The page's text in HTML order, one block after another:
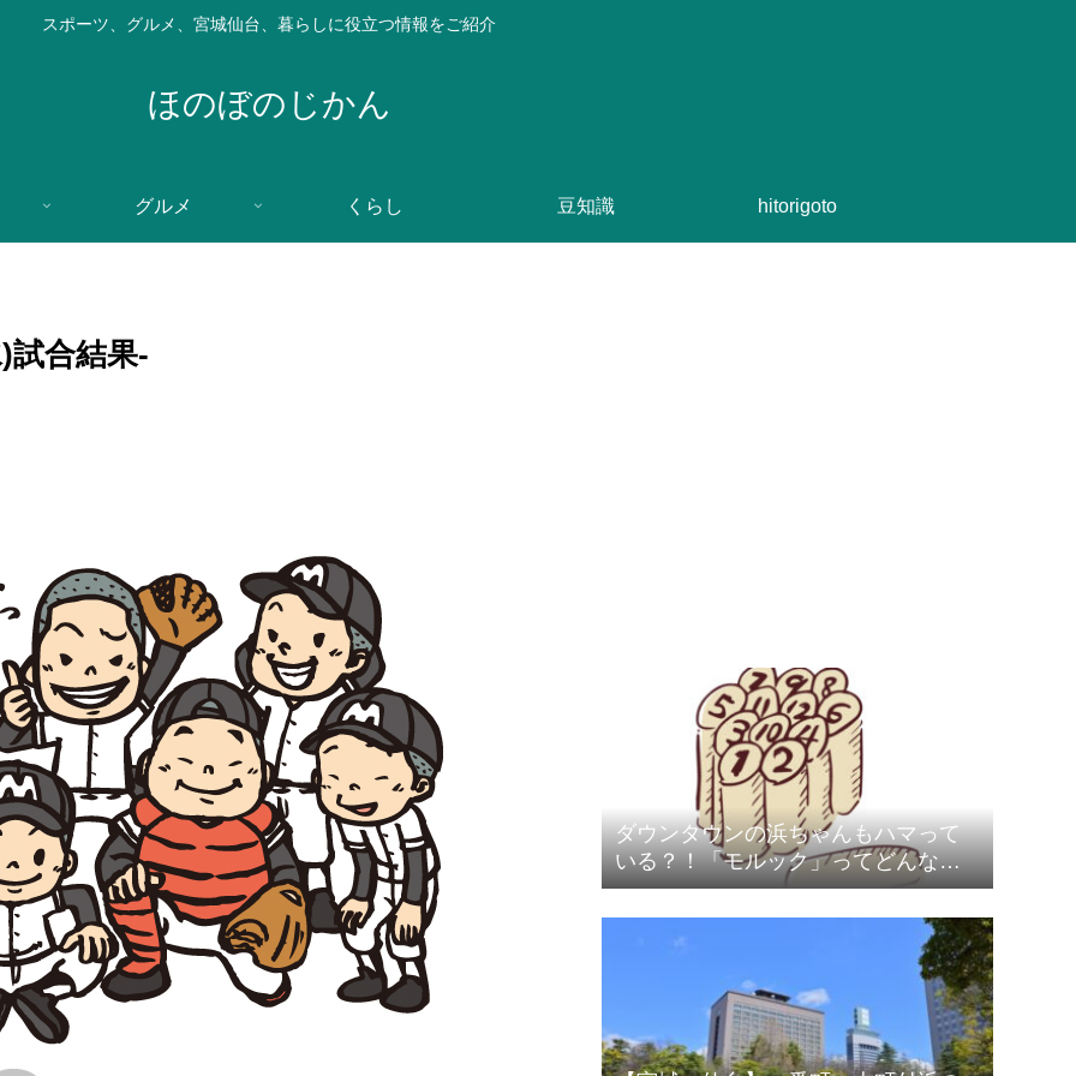
スポーツ、グルメ、宮城仙台、暮らしに役立つ情報をご紹介
ほのぼのじかん
グルメ くらし 豆知識 hitorigoto
試合結果-
ダウンタウンの浜ちゃんもハマって
いる？！「モルック」ってどんなス
ポーツ？